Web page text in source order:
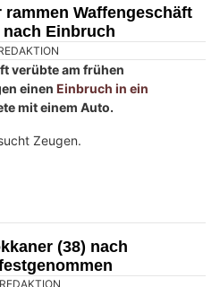
ein Mann in ein
Waffengeschäft
Einbruch